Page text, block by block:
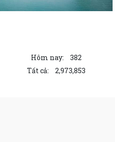
khó khăn, nâng cao ý thức chấp
liệt các biện pháp cấp bách phòng
Hôm nay:
382
Tất cả: 2,973,853